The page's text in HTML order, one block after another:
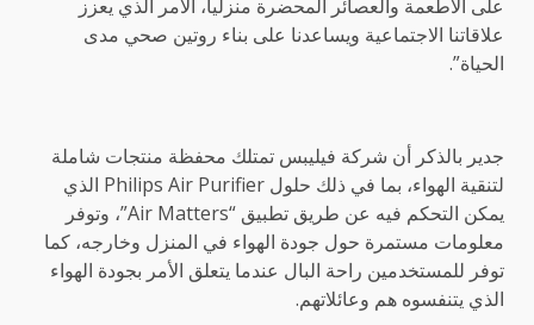
على الأطعمة والعصائر المحضرة منزلياً، الأمر الذي يعزز
علاقاتنا الاجتماعية ويساعدنا على بناء روتين صحي مدى
الحياة”.
جدير بالذكر أن شركة فيليبس تمتلك محفظة منتجات شاملة
لتنقية الهواء، بما في ذلك حلول Philips Air Purifier الذي
يمكن التحكم فيه عن طريق تطبيق “Air Matters”، وتوفر
معلومات مستمرة حول جودة الهواء في المنزل وخارجه، كما
توفر للمستخدمين راحة البال عندما يتعلق الأمر بجودة الهواء
الذي يتنفسوه هم وعائلاتهم.